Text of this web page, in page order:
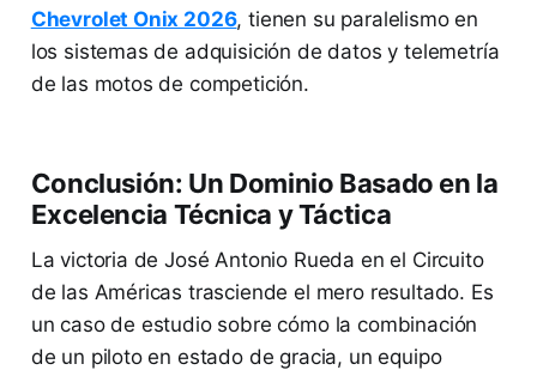
Chevrolet Onix 2026, tienen su paralelismo en
los sistemas de adquisición de datos y telemetría
de las motos de competición.
Conclusión: Un Dominio Basado en la
Excelencia Técnica y Táctica
La victoria de José Antonio Rueda en el Circuito
de las Américas trasciende el mero resultado. Es
un caso de estudio sobre cómo la combinación
de un piloto en estado de gracia, un equipo